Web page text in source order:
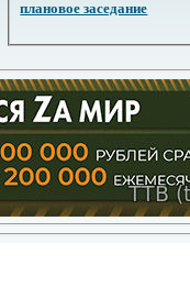
плановое заседание